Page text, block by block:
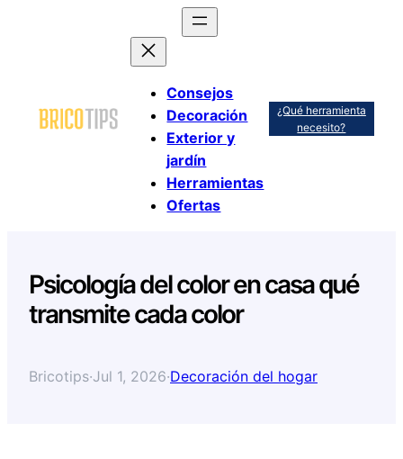
Consejos
Decoración
Exterior y
jardín
Herramientas
Ofertas
¿Qué herramienta
necesito?
Psicología del color en casa qué
transmite cada color
Bricotips·Jul 1, 2026·Decoración del hogar